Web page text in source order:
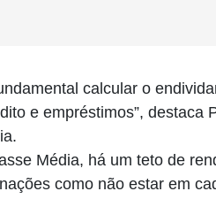
calcular o
e empréstimos”, destaca
Média, há um teto de
como não estar em